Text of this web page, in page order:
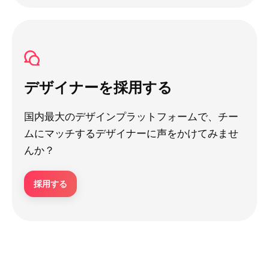
デザイナーを採用する
国内最大のデザインプラットフォームで、チー
ムにマッチするデザイナーに声をかけてみませ
んか？
採用する